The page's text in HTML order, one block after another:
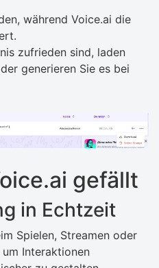
während Voice.ai die
zufrieden sind, laden
generieren Sie es bei
gefällt
in Echtzeit
Spielen, Streamen oder
Interaktionen